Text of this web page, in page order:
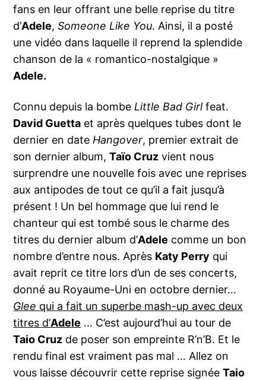
fans en leur offrant une belle reprise du titre
d’Adele,Someone Like You. Ainsi, il a posté
une vidéo dans laquelle il reprend la splendide
chanson de la « romantico-nostalgique »
Adele.
Connu depuis la bombeLittle Bad Girlfeat.
David Guetta et après quelques tubes dont le
dernier en dateHangover, premier extrait de
son dernier album,Taïo Cruz vient nous
surprendre une nouvelle fois avec une reprises
aux antipodes de tout ce qu’il a fait jusqu’à
présent ! Un bel hommage que lui rend le
chanteur qui est tombé sous le charme des
titres du dernier album d’Adele comme un bon
nombre d’entre nous. Après Katy Perry qui
avait reprit ce titre lors d’un de ses concerts,
donné au Royaume-Uni en octobre dernier…
Glee qui a fait un superbe mash-up avec deux
titres d’Adele … C’est aujourd’hui au tour de
Taio Cruz de poser son empreinte R’n’B. Et le
rendu final est vraiment pas mal … Allez on
vous laisse découvrir cette reprise signéeTaio